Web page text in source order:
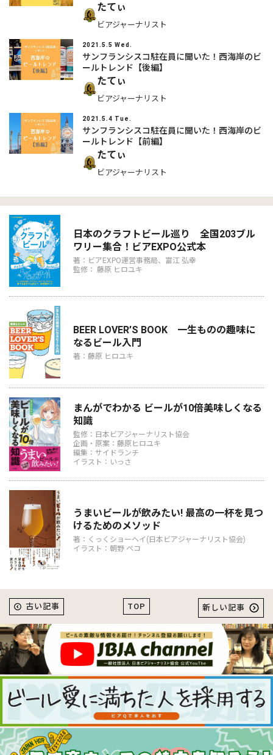
たてぃ
ビアジャーナリスト
2021.5.5 Wed.
サンフランシスコ駐在員に聞いた！西海岸のビ
ールトレンド【後編】
たてぃ
ビアジャーナリスト
2021.5.4 Tue.
サンフランシスコ駐在員に聞いた！西海岸のビ
ールトレンド【前編】
たてぃ
ビアジャーナリスト
日本のクラフトビール巡り 全国203ブル
ワリー集合！ビアEXPO公式本
著：ビアEXPO運営事務局、富江 弘幸
監修： 藤原 ヒロユキ
BEER LOVER’S BOOK 一生ものの趣味に
なるビール入門
著：藤原 ヒロユキ
まんがでわかる ビールが10倍美味しくなる
知識
監修：日本ビアジャーナリスト協会
企画・原案：藤原ヒロユキ
編集：サイドランチ
イラスト：いっさ
うまいビールが飲みたい! 最高の一杯を見つ
けるためのメソッド
著：くっくショーヘイ(日本ビアジャーナリスト協会)
イラスト：朝野 ペコ
TOP
古い記事 新しい記事